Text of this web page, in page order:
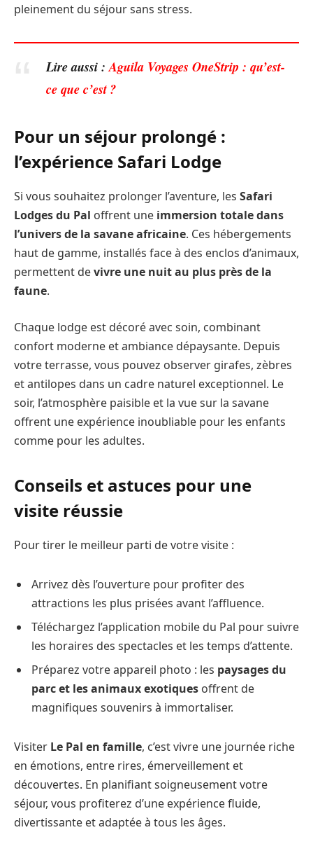
pleinement du séjour sans stress.
Lire aussi :Aguila Voyages OneStrip : qu’est-
ce que c’est ?
Pour un séjour prolongé :
l’expérience Safari Lodge
Si vous souhaitez prolonger l’aventure, les Safari
Lodges du Pal offrent une immersion totale dans
l’univers de la savane africaine. Ces hébergements
haut de gamme, installés face à des enclos d’animaux,
permettent devivre une nuit au plus près de la
faune.
Chaque lodge est décoré avec soin, combinant
confort moderne et ambiance dépaysante. Depuis
votre terrasse, vous pouvez observer girafes, zèbres
et antilopes dans un cadre naturel exceptionnel. Le
soir, l’atmosphère paisible et la vue sur la savane
offrent une expérience inoubliable pour les enfants
comme pour les adultes.
Conseils et astuces pour une
visite réussie
Pour tirer le meilleur parti de votre visite :
Arrivez dès l’ouverture pour profiter des
attractions les plus prisées avant l’affluence.
Téléchargez l’application mobile du Pal pour suivre
les horaires des spectacles et les temps d’attente.
Préparez votre appareil photo : les paysages du
parc et les animaux exotiques offrent de
magnifiques souvenirs à immortaliser.
Visiter Le Pal en famille, c’est vivre une journée riche
en émotions, entre rires, émerveillement et
découvertes. En planifiant soigneusement votre
séjour, vous profiterez d’une expérience fluide,
divertissante et adaptée à tous les âges.